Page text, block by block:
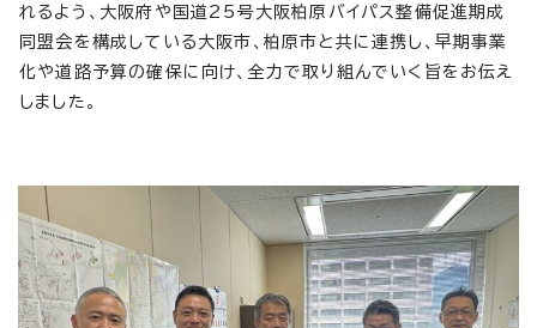
れるよう、大阪府や国道25号大阪柏原バイパス整備促進期成
同盟会を構成している大阪市、柏原市と共に連携し、早期事業
化や道路予算の確保に向け、全力で取り組んでいく旨をお伝え
しました。